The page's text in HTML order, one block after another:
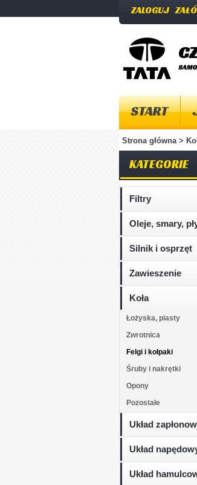
ZALOGUJ
START
Strona główna>
KATEGORIE
Filtry
Oleje, smary,
Silnik i osprzęt
Zawieszenie
Koła
Łożyska, piasty
Zwrotnica
Felgi i kołpaki
Śruby i nakrętki
Opony
Pozostałe
Układ
Układ
Układ